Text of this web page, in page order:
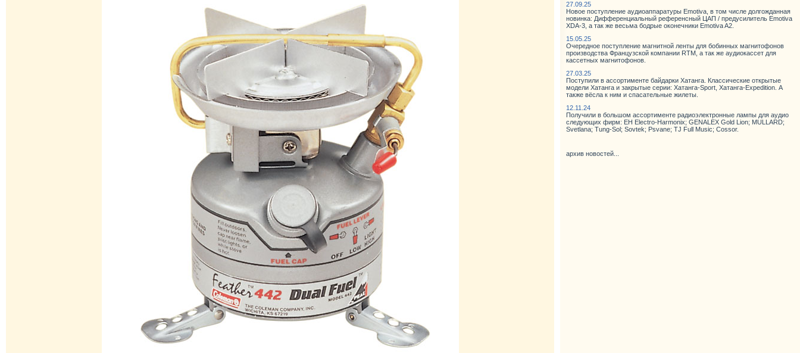
27.09.25
Новое поступление аудиоаппаратуры Emotiva, в том числе долгожданная
новинка: Дифференциальный референсный ЦАП / предусилитель Emotiva
XDA-3, а так же весьма бодрые оконечники Emotiva A2.
15.05.25
Очередное поступление магнитной ленты для бобинных магнитофонов
производства Французской компании RTM, а так же аудиокассет для
кассетных магнитофонов.
27.03.25
Поступили в ассортименте байдарки Хатанга. Классические открытые
модели Хатанга и закрытые серии: Хатанга-Sport, Хатанга-Expedition. А
также вёсла к ним и спасательные жилеты.
12.11.24
Получили в большом ассортименте радиоэлектронные лампы для аудио
следующих фирм: EH Electro-Harmonix; GENALEX Gold Lion; MULLARD;
Svetlana; Tung-Sol; Sovtek; Psvane; TJ Full Music; Cossor.
архив новостей...